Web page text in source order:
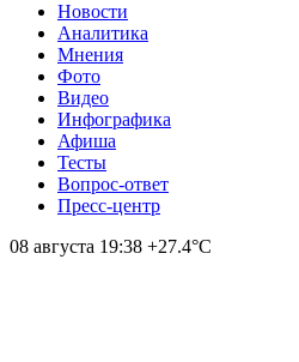
Новости
Аналитика
Мнения
Фото
Видео
Инфографика
Афиша
Тесты
Вопрос-ответ
Пресс-центр
08 августа 19:38 +27.4°С